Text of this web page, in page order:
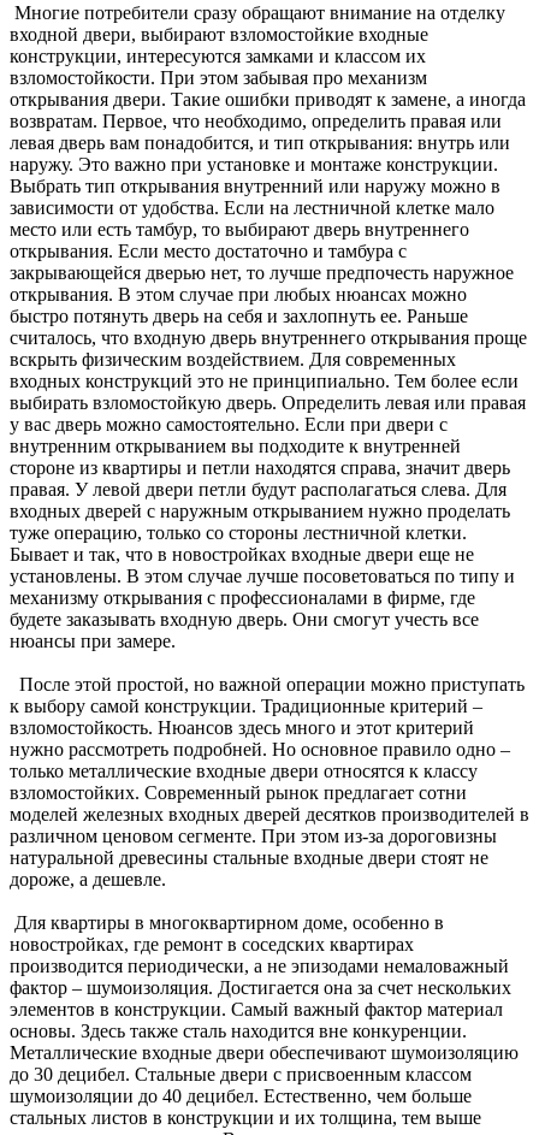
Многие потребители сразу обращают внимание на отделку
входной двери, выбирают взломостойкие входные
конструкции, интересуются замками и классом их
взломостойкости. При этом забывая про механизм
открывания двери. Такие ошибки приводят к замене, а иногда
возвратам. Первое, что необходимо, определить правая или
левая дверь вам понадобится, и тип открывания: внутрь или
наружу. Это важно при установке и монтаже конструкции.
Выбрать тип открывания внутренний или наружу можно в
зависимости от удобства. Если на лестничной клетке мало
место или есть тамбур, то выбирают дверь внутреннего
открывания. Если место достаточно и тамбура с
закрывающейся дверью нет, то лучше предпочесть наружное
открывания. В этом случае при любых нюансах можно
быстро потянуть дверь на себя и захлопнуть ее. Раньше
считалось, что входную дверь внутреннего открывания проще
вскрыть физическим воздействием. Для современных
входных конструкций это не принципиально. Тем более если
выбирать взломостойкую дверь. Определить левая или правая
у вас дверь можно самостоятельно. Если при двери с
внутренним открыванием вы подходите к внутренней
стороне из квартиры и петли находятся справа, значит дверь
правая. У левой двери петли будут располагаться слева. Для
входных дверей с наружным открыванием нужно проделать
туже операцию, только со стороны лестничной клетки.
Бывает и так, что в новостройках входные двери еще не
установлены. В этом случае лучше посоветоваться по типу и
механизму открывания с профессионалами в фирме, где
будете заказывать входную дверь. Они смогут учесть все
нюансы при замере.
После этой простой, но важной операции можно приступать
к выбору самой конструкции. Традиционные критерий –
взломостойкость. Нюансов здесь много и этот критерий
нужно рассмотреть подробней. Но основное правило одно –
только металлические входные двери относятся к классу
взломостойких. Современный рынок предлагает сотни
моделей железных входных дверей десятков производителей в
различном ценовом сегменте. При этом из-за дороговизны
натуральной древесины стальные входные двери стоят не
дороже, а дешевле.
Для квартиры в многоквартирном доме, особенно в
новостройках, где ремонт в соседских квартирах
производится периодически, а не эпизодами немаловажный
фактор – шумоизоляция. Достигается она за счет нескольких
элементов в конструкции. Самый важный фактор материал
основы. Здесь также сталь находится вне конкуренции.
Металлические входные двери обеспечивают шумоизоляцию
до 30 децибел. Стальные двери с присвоенным классом
шумоизоляции до 40 децибел. Естественно, чем больше
стальных листов в конструкции и их толщина, тем выше